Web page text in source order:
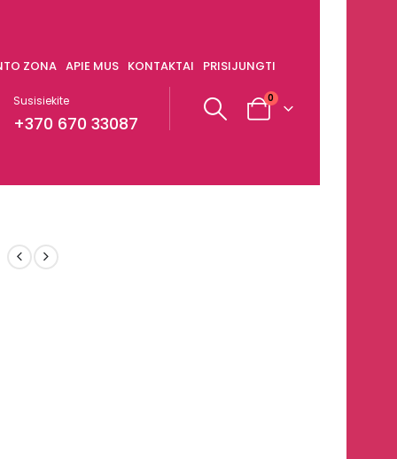
ZONA APIE MUS KONTAKTAI PRISIJUNGTI
Susisiekite
+370 670 33087
0